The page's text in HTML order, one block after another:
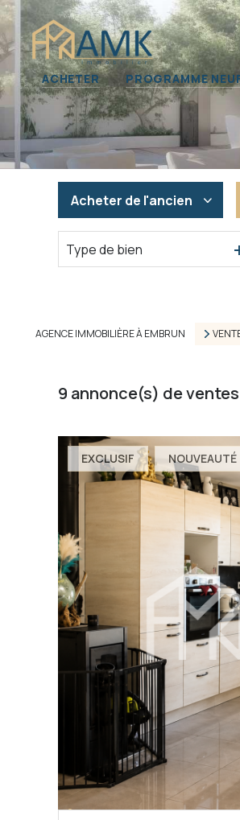
ACHETER PROGRAMME
Acheter de l'ancien
De l'ancien
Type de bien
AGENCE IMMOBILIÈRE À EMBRUN
9 annonce(s) de
EXCLUSIF NOUVEAUTÉ